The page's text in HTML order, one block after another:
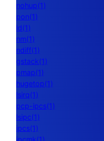
nohup(1)
pon(1)
ld(1)
nm(1)
ndiff(1)
gstack(1)
pmap(1)
hugetop(1)
lsirq(1)
pcp-ipcs(1)
lsipc(1)
ipcs(1)
ipcmk(1)